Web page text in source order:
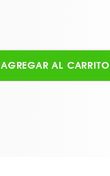
AGREGAR AL CARRITO